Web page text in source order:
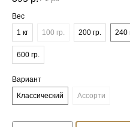
Вес
1 кг
100 гр. 200 гр. 240
600 гр.
Вариант
Классический
Ассорти